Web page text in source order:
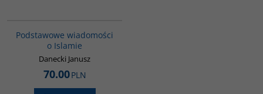
Podstawowe wiadomości
o Islamie
Danecki Janusz
70.00PLN